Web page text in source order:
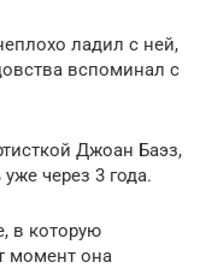
ладил с ней,
вспоминал с
Джоан Баэз,
через 3 года.
в которую
момент она